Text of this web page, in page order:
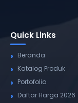
Quick Links
Beranda
Katalog Produk
Portofolio
Daftar Harga 2026